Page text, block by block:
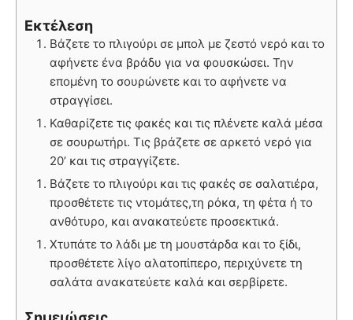
Εκτέλεση
Βάζετε το πλιγούρι σε μπολ με ζεστό νερό και το
αφήνετε ένα βράδυ για να φουσκώσει. Την
επομένη το σουρώνετε και το αφήνετε να
στραγγίσει.
Καθαρίζετε τις φακές και τις πλένετε καλά μέσα
σε σουρωτήρι. Τις βράζετε σε αρκετό νερό για
20’ και τις στραγγίζετε.
Βάζετε το πλιγούρι και τις φακές σε σαλατιέρα,
προσθέτετε τις ντομάτες,τη ρόκα, τη φέτα ή το
ανθότυρο, και ανακατεύετε προσεκτικά.
Χτυπάτε το λάδι με τη μουστάρδα και το ξίδι,
προσθέτετε λίγο αλατοπίπερο, περιχύνετε τη
σαλάτα ανακατεύετε καλά και σερβίρετε.